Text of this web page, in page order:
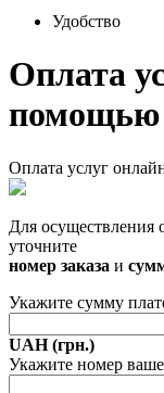
Удобство
Оплата
помощью
Оплата услуг
Для осуществления
уточните
номер заказа и
Укажите сумму
UAH (грн.)
Укажите номер